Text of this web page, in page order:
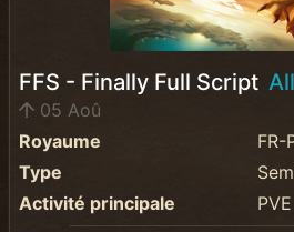
FFS - Finally Full Script
05 Aoû
Royaume
FR-
Type
Activité principale
PVE